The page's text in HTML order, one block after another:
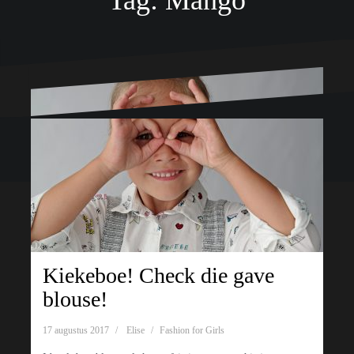
Kiekeboe! Check die gave
blouse!
17 augustus 2017 Elise Fashion for Girls
Ondersteund door WordPress|Thema: Oblique